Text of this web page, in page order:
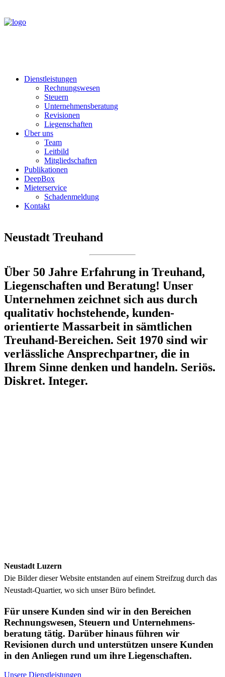
Dienstleistungen
Rechnungswesen
Steuern
Unternehmensberatung
Revisionen
Liegenschaften
Über uns
Team
Leitbild
Mitgliedschaften
Publikationen
DeepBox
Mieterservice
Schadenmeldung
Kontakt
Neustadt Treuhand
Über 50 Jahre Erfahrung in Treuhand,
Liegen­schaften und Beratung! Unser
Unter­nehmen zeichnet sich aus durch
qualitativ hoch­stehende, kunden­
orientierte Massarbeit in sämtlichen
Treuhand-Bereichen. Seit 1970 sind wir
verlässliche Ansprech­partner, die in
Ihrem Sinne denken und handeln. Seriös.
Diskret. Integer.
Neustadt Luzern
Die Bilder dieser Website entstanden auf einem Streifzug durch das
Neustadt-Quartier, wo sich unser Büro befindet.
Für unsere Kunden sind wir in den Bereichen
Rechnungs­wesen, Steuern und Unternehmens­
beratung tätig. Darüber hinaus führen wir
Revisionen durch und unterstützen unsere Kunden
in den Anliegen rund um ihre Liegenschaften.
Unsere Dienstleistungen